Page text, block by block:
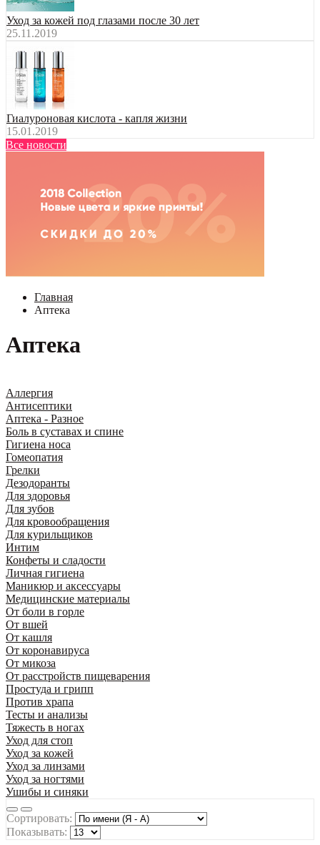
Уход за кожей под глазами после 30 лет
25.11.2019
Гиалуроновая кислота - капля жизни
15.01.2019
Все новости
Главная
Аптека
Аптека
Аллергия
Антисептики
Аптека - Разное
Боль в суставах и спине
Гигиена носа
Гомеопатия
Грелки
Дезодоранты
Для здоровья
Для зубов
Для кровообращения
Для курильщиков
Интим
Конфеты и сладости
Личная гигиена
Маникюр и аксессуары
Медицинские материалы
От боли в горле
От вшей
От кашля
От коронавируса
От микоза
От расстройств пищеварения
Простуда и грипп
Против храпа
Тесты и анализы
Тяжесть в ногах
Уход для стоп
Уход за кожей
Уход за линзами
Уход за ногтями
Ушибы и синяки
Сортировать:
Показывать: